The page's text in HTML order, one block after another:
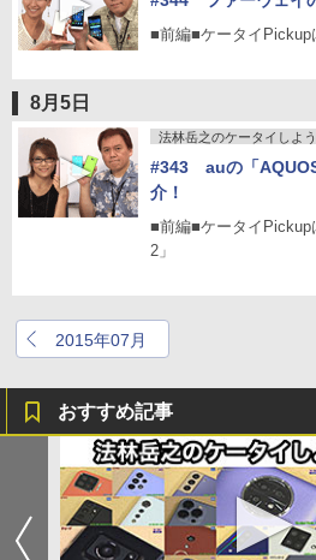
■前編■ケータイPickup
8月5日
法林岳之のケータイしよう
#343 auの「
介！
■前編■ケータイ
2」
2015年07月
おすすめ記事